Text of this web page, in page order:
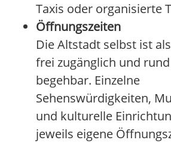
Taxis oder organisierte
Öffnungszeiten
Die Altstadt selbst ist
frei zugänglich und
begehbar. Einzelne
Sehenswürdigkeiten,
und kulturelle
jeweils eigene